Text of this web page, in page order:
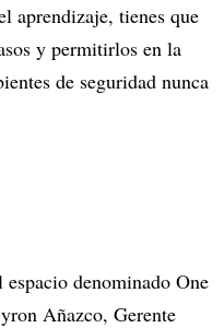
aprendizaje, tienes que
y permitirlos en la
de seguridad nunca
denominado One
Añazco, Gerente